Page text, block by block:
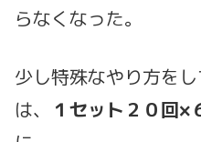
らなくなった。
少し特殊なやり方を
は、
１セット２０回×